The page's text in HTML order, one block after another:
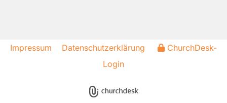
Impressum Datenschutzerklärung
ChurchDesk-
Login